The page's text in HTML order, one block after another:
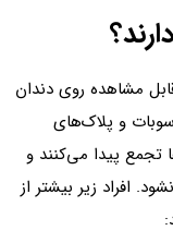
مشاهده روی دندان
و پلاک‌های
تجمع پیدا می‌کنند و
افراد زیر بیشتر از